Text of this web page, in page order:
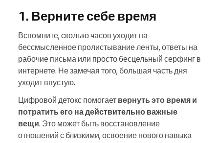
1. Верните себе время
Вспомните, сколько часов уходит на
бессмысленное пролистывание ленты, ответы на
рабочие письма или просто бесцельный серфинг в
интернете. Не замечая того, большая часть дня
уходит впустую.
Цифровой детокс помогает вернуть это время и
потратить его на действительно важные
вещи. Это может быть восстановление
отношений с близкими, освоение нового навыка